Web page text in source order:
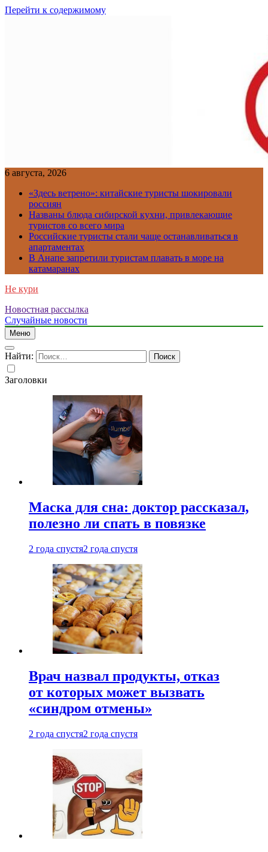
Перейти к содержимому
6 августа, 2026
«Здесь ветрено»: китайские туристы шокировали
россиян
Названы блюда сибирской кухни, привлекающие
туристов со всего мира
Российские туристы стали чаще останавливаться в
апартаментах
В Анапе запретили туристам плавать в море на
катамаранах
Не кури
Новостная рассылка
Случайные новости
Меню
Найти:
Заголовки
Маска для сна: доктор рассказал,
полезно ли спать в повязке
2 года спустя2 года спустя
Врач назвал продукты, отказ
от которых может вызвать
«синдром отмены»
2 года спустя2 года спустя